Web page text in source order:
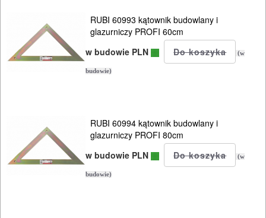
ROZRUCHOWE
PROSTOWNIKI
I
ODZIEŻ
ROBOCZA
RUBI 60993 kątownik budowlany i
glazurniczy PROFI 60cm
w budowie PLN
(w
budowie)
RUBI 60994 kątownik budowlany i
glazurniczy PROFI 80cm
w budowie PLN
(w
budowie)